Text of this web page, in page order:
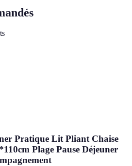
Pratique Lit Pliant Chaise
Plage Pause Déjeuner